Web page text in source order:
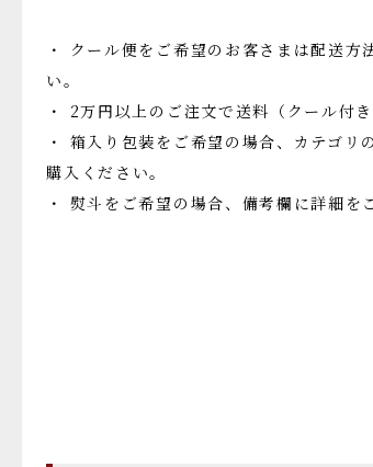
・ クール便をご希望のお客さまは配送
い。
・ 2万円以上のご注文で送料（クール付
・ 箱入り包装をご希望の場合、カテゴ
購入ください。
・ 熨斗をご希望の場合、備考欄に詳細を